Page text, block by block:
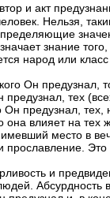
и акт
Нельзя,
знание
народ или
Он
предузнал, тех
предузнал, тех,
она влияет на
имевший место в
Это
и